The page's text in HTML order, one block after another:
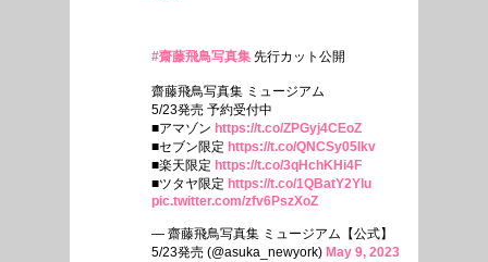
#齋藤飛鳥写真集 先行カット公開
齋藤飛鳥写真集 ミュージアム
5/23発売 予約受付中
■アマゾン https://t.co/ZPGyj4CEoZ
■セブン限定 https://t.co/QNCSy05lkv
■楽天限定 https://t.co/3qHchKHi4F
■ツタヤ限定 https://t.co/1QBatY2Ylu
pic.twitter.com/zfv6PszXoZ
— 齋藤飛鳥写真集 ミュージアム【公式】
5/23発売 (@asuka_newyork) May 9, 2023